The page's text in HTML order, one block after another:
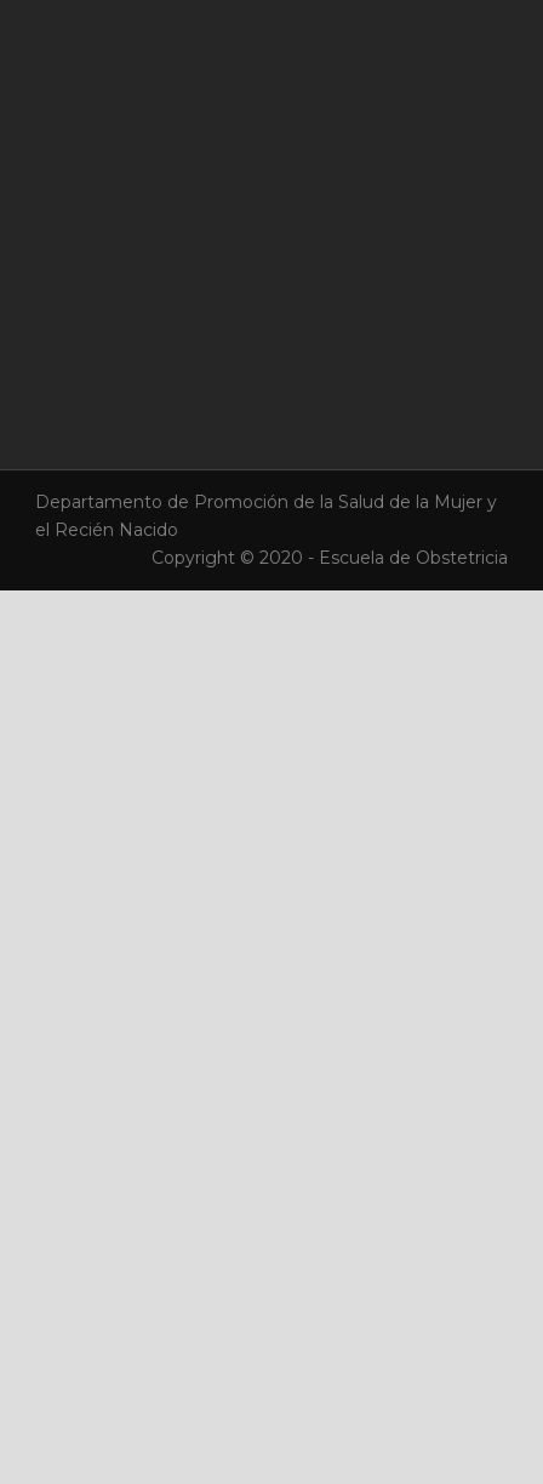
Departamento de Promoción de la Salud de la Mujer y
el Recién Nacido
Copyright © 2020 - Escuela de Obstetricia